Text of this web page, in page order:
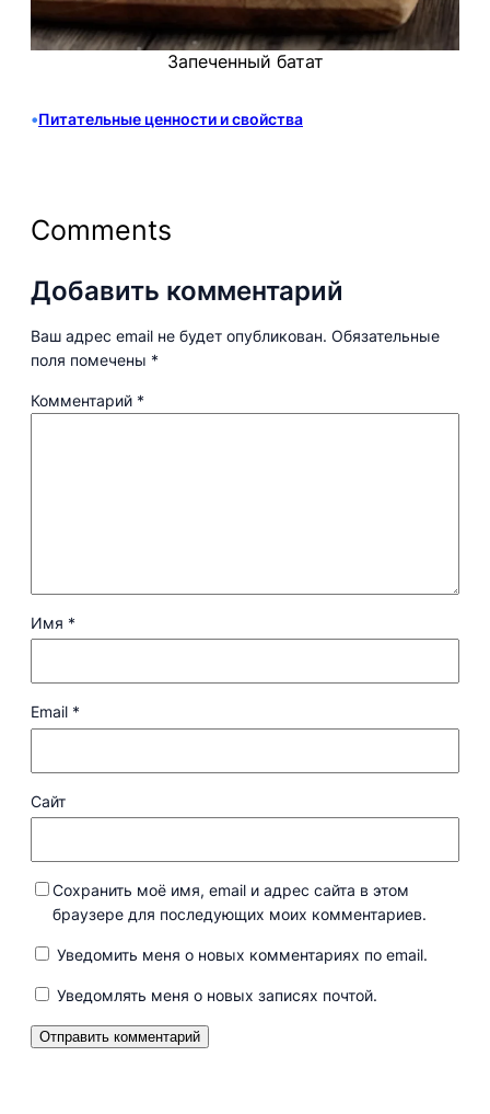
Запеченный батат
•Питательные ценности и свойства
Comments
Добавить комментарий
Ваш адрес email не будет опубликован. Обязательные
поля помечены *
Комментарий *
Имя *
Email *
Сайт
Сохранить моё имя, email и адрес сайта в этом
браузере для последующих моих комментариев.
Уведомить меня о новых комментариях по email.
Уведомлять меня о новых записях почтой.